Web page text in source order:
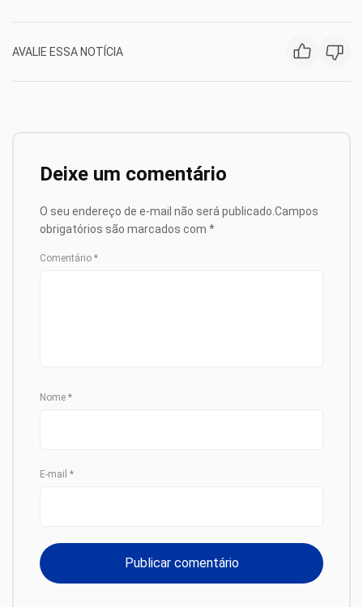
AVALIE ESSA NOTÍCIA
Deixe um comentário
O seu endereço de e-mail não será publicado. Campos
obrigatórios são marcados com *
Comentário *
Nome *
E-mail *